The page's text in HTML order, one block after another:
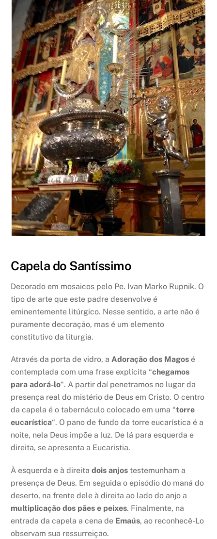
Capela do Santíssimo
Decorado em mosaicos pelo Pe. Ivan Marko Rupnik. O
tipo de arte que este padre desenvolve é
eminentemente litúrgico. Nesse sentido, a arte não é
puramente decoração, mas é um elemento
constitutivo da liturgia.
Através da porta de vidro, aAdoração dos Magos é
contemplada com uma frase explícita “chegamos
para adorá-lo“. A partir daí penetramos no lugar da
presença real do mistério de Deus em Cristo. O centro
da capela é o tabernáculo colocado em uma “torre
eucarística“. O pano de fundo da torre eucarística é a
noite, nela Deus impõe a luz. De lá para esquerda e
direita, se apresenta a Eucaristia.
À esquerda e à direitadois anjos testemunham a
presença de Deus. Em seguida o episódio do maná do
deserto, na frente dele à direita ao lado do anjo a
multiplicação dos pães e peixes. Finalmente, na
entrada da capela a cena de Emaús, ao reconhecê-Lo
observam sua ressurreição.